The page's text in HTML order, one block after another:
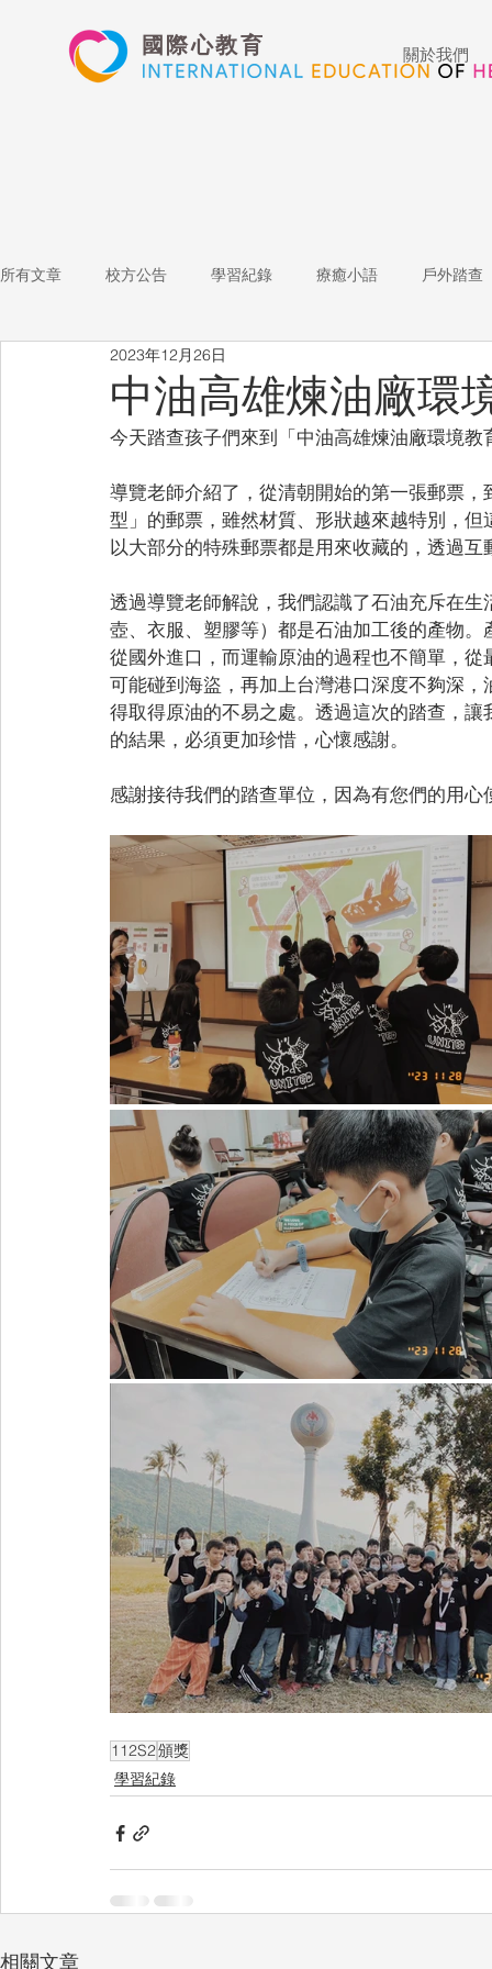
國際心教育 關於我們
所有文章 校方公告 學習紀錄 療癒小語 戶外踏查
表演藝術
心文藝競賽 國際教育 Star of the Week 教師增能
中油高雄煉油廠環
2023年12月26日
今天踏查孩子們來到「中油高雄煉油廠環境教
導覽老師介紹了，從清朝開始的第一張郵票
型」的郵票，雖然材質、形狀越來越特別，
以大部分的特殊郵票都是用來收藏的，透過
透過導覽老師解說，我們認識了石油充斥在
壺、衣服、塑膠等）都是石油加工後的產物
從國外進口，而運輸原油的過程也不簡單，
可能碰到海盜，再加上台灣港口深度不夠深
得取得原油的不易之處。透過這次的踏查，
的結果，必須更加珍惜，心懷感謝。
感謝接待我們的踏查單位，因為有您們的用
112S2頒獎
學習紀錄
相關文章